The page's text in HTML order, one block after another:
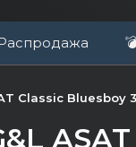
Classic Bluesboy